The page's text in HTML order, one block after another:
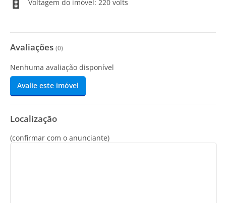
Voltagem do imóvel: 220 volts
Avaliações (0)
Nenhuma avaliação disponível
Avalie este imóvel
Localização
(confirmar com o anunciante)